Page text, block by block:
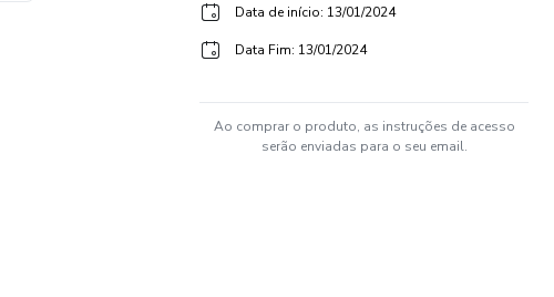
Data de início: 13/01/2024
Data Fim: 13/01/2024
Ao comprar o produto, as instruções de acesso
serão enviadas para o seu email.